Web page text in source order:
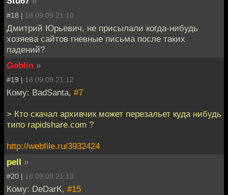
#18 | 18.09.09 21:10
Дмитрий Юрьевич, не присылали когда-нибудь
хозяева сайтов гневные письма после таких
падений?
Goblin »
#19 | 18.09.09 21:12
Кому: BadSanta, #7
> Кто скачал архивчик может перезальет куда нибудь
типо rapidshare.com ?
http://webfile.ru/3932424
pell »
#20 | 18.09.09 21:13
Кому: DeDarK, #15